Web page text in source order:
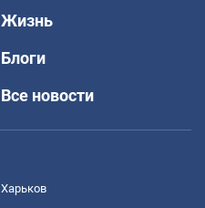
Жизнь
Блоги
Все новости
Харьков